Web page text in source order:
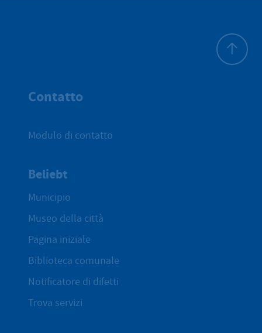
Contatto
Modulo di contatto
Beliebt
Municipio
Museo della città
Pagina iniziale
Biblioteca comunale
Notificatore di difetti
Trova servizi